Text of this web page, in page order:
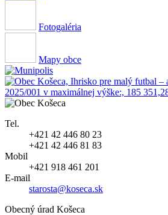
Fotogaléria
Mapy obce
Tel.
+421 42 446 80 23
+421 42 446 81 83
Mobil
+421 918 461 201
E-mail
starosta@koseca.sk
Obecný úrad Košeca